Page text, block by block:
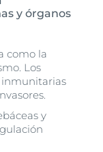
y órganos
como la
Los
inmunitarias
y